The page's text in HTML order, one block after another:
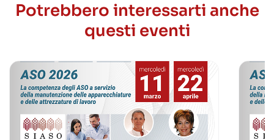
Potrebbero interessarti anche
questi eventi